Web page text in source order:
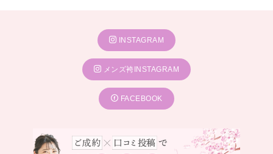
INSTAGRAM
メンズ袴INSTAGRAM
FACEBOOK